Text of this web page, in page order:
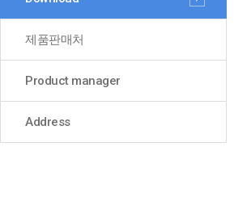
제품판매처
Product manager
Address